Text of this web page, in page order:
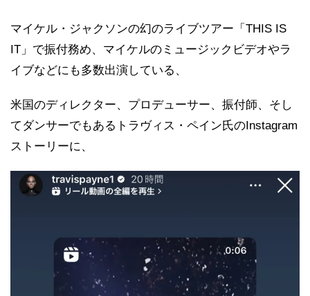
マイケル・ジャクソンの幻のライブツアー「THIS IS
IT」で振付務め、マイケルのミュージックビデオやラ
イブなどにも多数出演している、
米国のディレクター、プロデューサー、振付師、そし
てダンサーでもあるトラヴィス・ペイン氏のInstagram
ストーリーに、